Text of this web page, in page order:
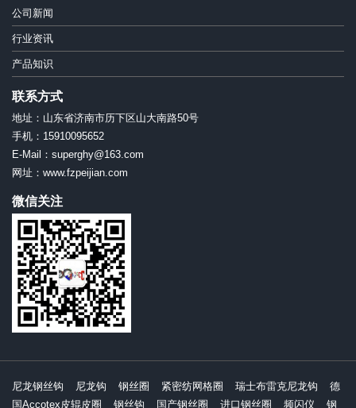
公司新闻
行业资讯
产品知识
联系方式
地址：山东省济南市历下区山大南路50号
手机：15910095652
E-Mail：superghy@163.com
网址：www.fzpeijian.com
微信关注
尼龙钢丝钩 尼龙钩 钢丝圈 紧密纺网格圈 瑞士布雷克尼龙钩
德
国Accotex皮辊皮圈
钢丝钩 国产钢丝圈 进口钢丝圈 频闪仪 钢